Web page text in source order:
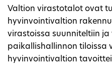
Valtion virastotalot ovat
hyvinvointivaltion
virastoissa suunniteltiin
paikallishallinnon tiloissa
hyvinvointivaltion